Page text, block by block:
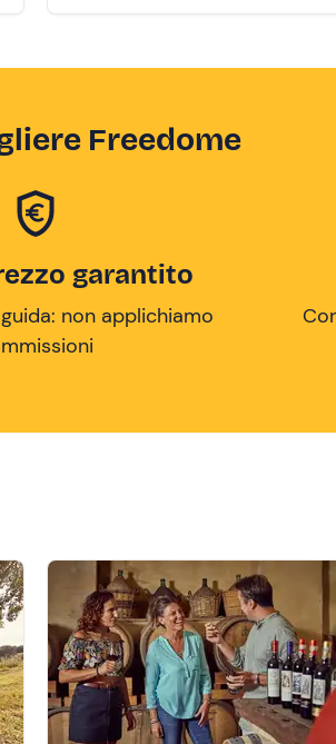
Freedome
garantito
non applichiamo